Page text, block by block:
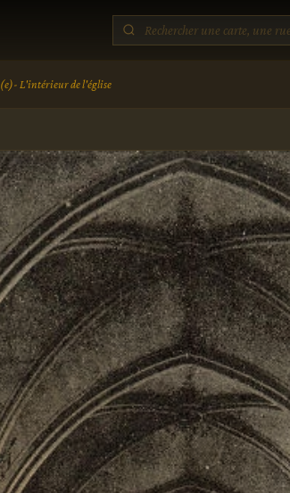
(e)- L'intérieur de l'église